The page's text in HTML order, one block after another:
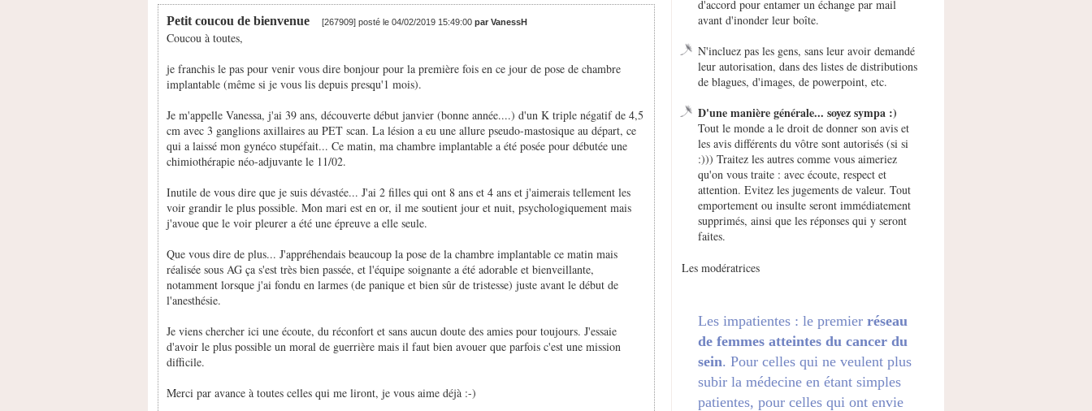
Petit coucou de bienvenue [267909] posté le 04/02/2019 15:49:00 par VanessH
Coucou à toutes,
je franchis le pas pour venir vous dire bonjour pour la première fois en ce jour de pose de chambre
implantable (même si je vous lis depuis presqu'1 mois).
Je m'appelle Vanessa, j'ai 39 ans, découverte début janvier (bonne année....) d'un K triple négatif de 4,5
cm avec 3 ganglions axillaires au PET scan. La lésion a eu une allure pseudo-mastosique au départ, ce
qui a laissé mon gynéco stupéfait... Ce matin, ma chambre implantable a été posée pour débutée une
chimiothérapie néo-adjuvante le 11/02.
Inutile de vous dire que je suis dévastée... J'ai 2 filles qui ont 8 ans et 4 ans et j'aimerais tellement les
voir grandir le plus possible. Mon mari est en or, il me soutient jour et nuit, psychologiquement mais
j'avoue que le voir pleurer a été une épreuve a elle seule.
Que vous dire de plus... J'appréhendais beaucoup la pose de la chambre implantable ce matin mais
réalisée sous AG ça s'est très bien passée, et l'équipe soignante a été adorable et bienveillante,
notamment lorsque j'ai fondu en larmes (de panique et bien sûr de tristesse) juste avant le début de
l'anesthésie.
Je viens chercher ici une écoute, du réconfort et sans aucun doute des amies pour toujours. J'essaie
d'avoir le plus possible un moral de guerrière mais il faut bien avouer que parfois c'est une mission
difficile.
Merci par avance à toutes celles qui me liront, je vous aime déjà :-)
d'accord pour entamer un échange par mail
avant d'inonder leur boîte.
N'incluez pas les gens, sans leur avoir demandé
leur autorisation, dans des listes de distributions
de blagues, d'images, de powerpoint, etc.
D'une manière générale... soyez sympa :)
Tout le monde a le droit de donner son avis et
les avis différents du vôtre sont autorisés (si si
:))) Traitez les autres comme vous aimeriez
qu'on vous traite : avec écoute, respect et
attention. Evitez les jugements de valeur. Tout
emportement ou insulte seront immédiatement
supprimés, ainsi que les réponses qui y seront
faites.
Les modératrices
Les impatientes : le premier réseau
de femmes atteintes du cancer du
sein. Pour celles qui ne veulent plus
subir la médecine en étant simples
patientes, pour celles qui ont envie